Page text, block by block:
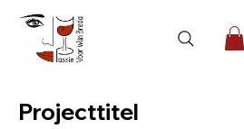
Projecttitel